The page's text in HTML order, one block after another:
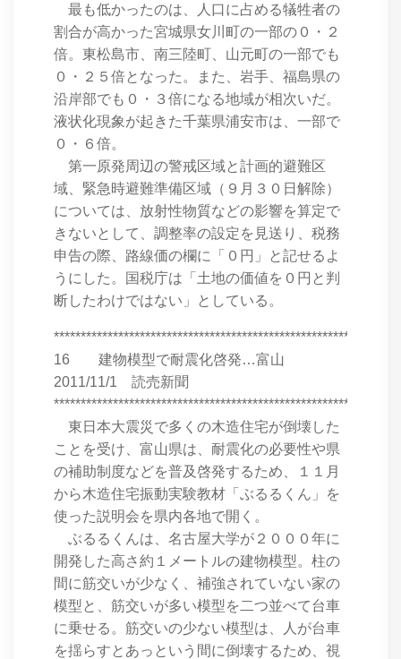
最も低かったのは、人口に占める犠牲者の
割合が高かった宮城県女川町の一部の０・２
倍。東松島市、南三陸町、山元町の一部でも
０・２５倍となった。また、岩手、福島県の
沿岸部でも０・３倍になる地域が相次いだ。
液状化現象が起きた千葉県浦安市は、一部で
０・６倍。
第一原発周辺の警戒区域と計画的避難区
域、緊急時避難準備区域（９月３０日解除）
については、放射性物質などの影響を算定で
きないとして、調整率の設定を見送り、税務
申告の際、路線価の欄に「０円」と記せるよ
うにした。国税庁は「土地の価値を０円と判
断したわけではない」としている。
16 建物模型で耐震化啓発…富山
2011/11/1 読売新聞
東日本大震災で多くの木造住宅が倒壊した
ことを受け、富山県は、耐震化の必要性や県
の補助制度などを普及啓発するため、１１月
から木造住宅振動実験教材「ぶるるくん」を
使った説明会を県内各地で開く。
ぶるるくんは、名古屋大学が２０００年に
開発した高さ約１メートルの建物模型。柱の
間に筋交いが少なく、補強されていない家の
模型と、筋交いが多い模型を二つ並べて台車
に乗せる。筋交いの少ない模型は、人が台車
を揺らすとあっという間に倒壊するため、視